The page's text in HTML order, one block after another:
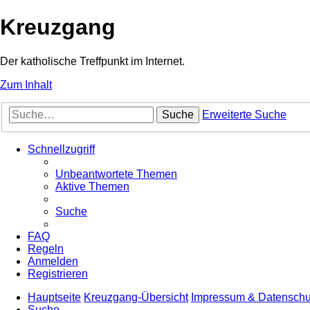
Kreuzgang
Der katholische Treffpunkt im Internet.
Zum Inhalt
Suche Erweiterte Suche
Schnellzugriff
Unbeantwortete Themen
Aktive Themen
Suche
FAQ
Regeln
Anmelden
Registrieren
Hauptseite Kreuzgang-Übersicht Impressum &